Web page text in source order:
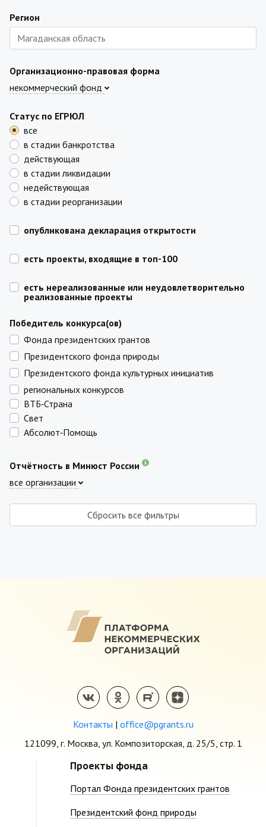
Регион
Организационно-правовая форма
некоммерческий фонд
Статус по ЕГРЮЛ
все
в стадии банкротства
действующая
в стадии ликвидации
недействующая
в стадии реорганизации
опубликована декларация открытости
есть проекты, входящие в топ-100
есть нереализованные или неудовлетворительно
реализованные проекты
Победитель конкурса(ов)
Фонда президентских грантов
Президентского фонда природы
Президентского фонда культурных инициатив
региональных конкурсов
ВТБ‑Страна
Свет
Абсолют‑Помощь
Отчётность в Минюст России
все организации
Сбросить все фильтры
Контакты | office@pgrants.ru
121099, г. Москва, ул. Композиторская, д. 25/5, стр. 1
Проекты фонда
Портал Фонда президентских грантов
Президентский фонд природы